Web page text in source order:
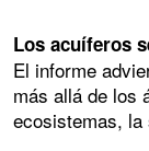
Los acuíferos
El informe
más allá de los
ecosistemas, la